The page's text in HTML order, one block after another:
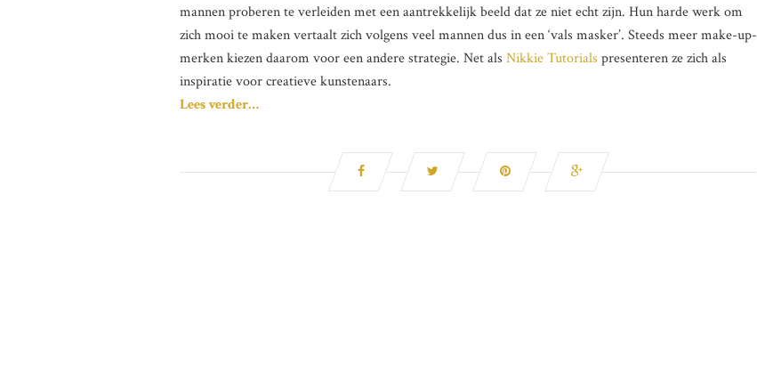
mannen proberen te verleiden met een aantrekkelijk beeld dat ze niet echt zijn. Hun harde werk om
zich mooi te maken vertaalt zich volgens veel mannen dus in een ‘vals masker’. Steeds meer make-up-
merken kiezen daarom voor een andere strategie. Net als Nikkie Tutorials presenteren ze zich als
inspiratie voor creatieve kunstenaars.
Lees verder…